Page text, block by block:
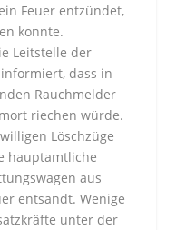
Feuer entzündet,
konnte.
Leitstelle der
dass in
Rauchmelder
riechen würde.
Löschzüge
hauptamtliche
aus
entsandt. Wenige
unter der